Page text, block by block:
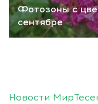
Фотозоны с
сентябре
Новости